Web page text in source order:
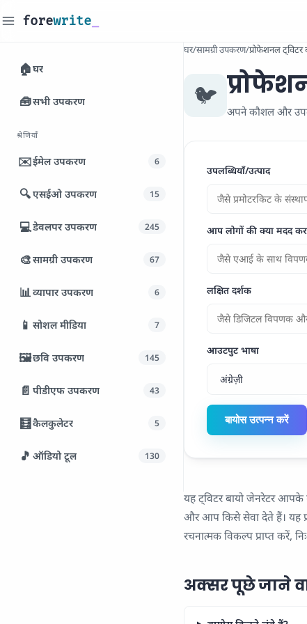
forewrite
🏠घर
🧰सभी उपकरण
श्रेणियाँ
✉️ईमेल उपकरण 6
🔍एसईओ उपकरण 15
💻डेवलपर उपकरण 245
🎨सामग्री उपकरण 67
📊व्यापार उपकरण 6
📱 सोशल मीडिया 7
🖼️छवि उपकरण 145
📄 पीडीएफ उपकरण 43
🧮कैलकुलेटर 5
🎵 ऑडियो टूल 130
घर/सामग्री उपकरण/प्रोफेशनल ट्विटर
🐦
अपने कौशल और
उपलब्धियाँ/उत्पाद
आप लोगों की क्या मदद
लक्षित दर्शक
आउटपुट भाषा
बायोस उत्पन्न करें
यह ट्विटर बायो जेनरेटर
और आप किसे सेवा देते हैं। यह
रचनात्मक विकल्प प्राप्त करें,
अक्सर पूछे जाने